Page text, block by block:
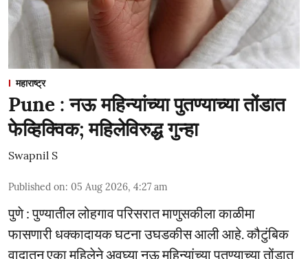
महाराष्ट्र
Pune : नऊ महिन्यांच्या पुतण्याच्या तोंडात
फेव्हिक्विक; महिलेविरुद्ध गुन्हा
Swapnil S
Published on: 05 Aug 2026, 4:27 am
पुणे : पुण्यातील लोहगाव परिसरात माणुसकीला काळीमा
फासणारी धक्कादायक घटना उघडकीस आली आहे. कौटुंबिक
वादातून एका महिलेने अवघ्या नऊ महिन्यांच्या पुतण्याच्या तोंडात